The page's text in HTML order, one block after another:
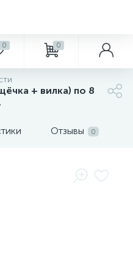
0 0
+ вилка) по 8
Отзывы 0